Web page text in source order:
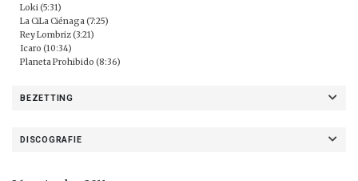
Loki (5:31)
La CiLa Ciénaga (7:25)
Rey Lombriz (3:21)
Icaro (10:34)
Planeta Prohibido (8:36)
BEZETTING
DISCOGRAFIE